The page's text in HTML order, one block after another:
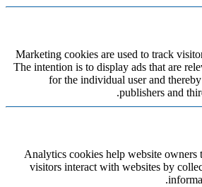
Marketing cookies are used to track
The intention is to display ads that are
for the individual user and
publishers and
Analytics cookies help website owners
visitors interact with websites by